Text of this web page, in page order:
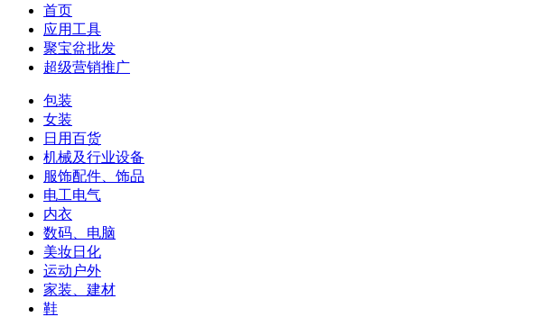
首页
应用工具
聚宝盆批发
超级营销推广
包装
女装
日用百货
机械及行业设备
服饰配件、饰品
电工电气
内衣
数码、电脑
美妆日化
运动户外
家装、建材
鞋